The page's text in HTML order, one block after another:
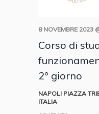
Corso di
2° giorno
8 NOVEMBRE 2023
NAPOLI PIAZZA
ITALIA